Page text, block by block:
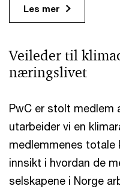
Les mer
Veileder til
næringslivet
PwC er stolt medlem
utarbeider vi en
medlemmenes totale
innsikt i hvordan de
selskapene i Norge